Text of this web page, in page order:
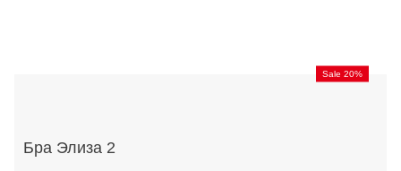
Sale 20%
Бра Элиза 2